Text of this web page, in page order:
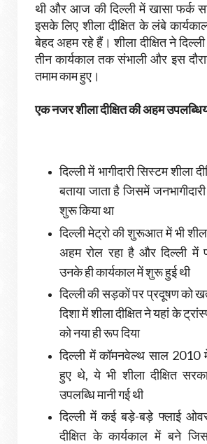
थी और आज की दिल्ली में खासा फर्क
इसके लिए शीला दीक्षित के लंबे
बेहद अहम रहे हैं। शीला दीक्षित ने दिल्ली
तीन कार्यकाल तक संभाली और इस
तमाम काम हुए।
एक नजर शीला दीक्षित की अहम
दिल्ली में भागीदारी सिस्टम शीला
बताया जाता है जिसमें
शुरू किया था
दिल्ली मेट्रो की शुरूआत में भी शीला
अहम रोल रहा है और दिल्ली में
उनके ही कार्यकाल में शुरू हुई थी
दिल्ली की सड़कों पर प्रदूषण को
दिशा में शीला दीक्षित ने यहां के
को नया ही रूप दिया
दिल्ली में कॉमनवेल्थ साल 2010
हुए थे, ये भी शीला दीक्षित
उपलब्धि मानी गई थी
दिल्ली में कई बड़े-बड़े फ्लाई
दीक्षित के कार्यकाल में बने